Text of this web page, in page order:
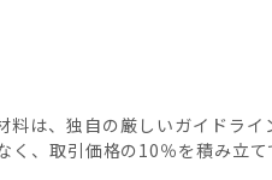
料は、独自の厳しいガイドラ
く、取引価格の10％を積み立